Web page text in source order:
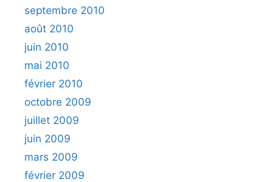
septembre 2010
août 2010
juin 2010
mai 2010
février 2010
octobre 2009
juillet 2009
juin 2009
mars 2009
février 2009